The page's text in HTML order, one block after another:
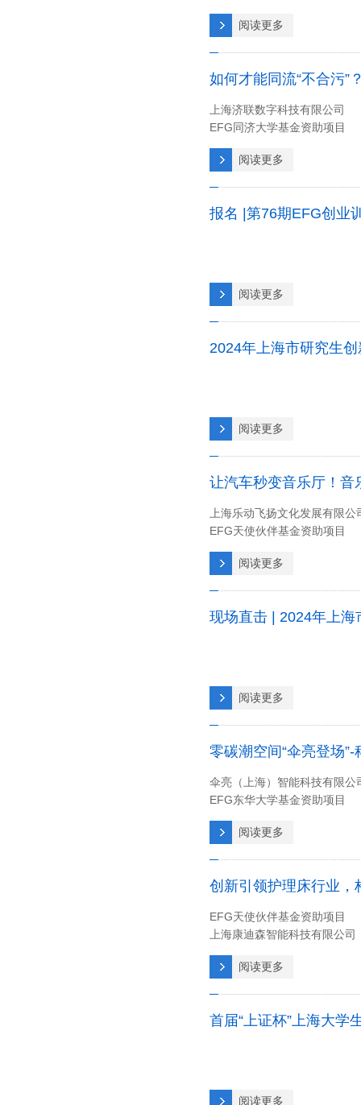
阅读更多
如何才能同流“不合污”
上海济联数字科技有限公司
EFG同济大学基金资助项目
阅读更多
报名 |第76期EFG创业
阅读更多
2024年上海市研究生
阅读更多
让汽车秒变音乐厅！音
上海乐动飞扬文化发展有限公
EFG天使伙伴基金资助项目
阅读更多
现场直击 | 2024年上
阅读更多
零碳潮空间“伞亮登场
伞亮（上海）智能科技有限公
EFG东华大学基金资助项目
阅读更多
创新引领护理床行业，
EFG天使伙伴基金资助项目
上海康迪森智能科技有限公司
阅读更多
阅读更多